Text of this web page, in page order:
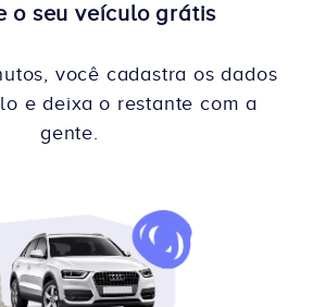
o seu veículo grátis
você cadastra os dados
e deixa o restante com a
gente.